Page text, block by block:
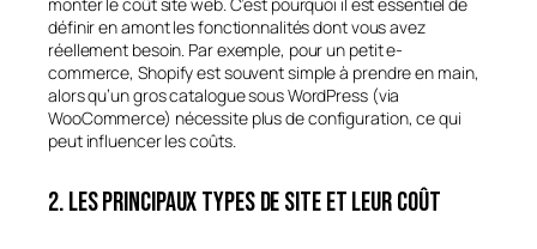
définir en amont les fonctionnalités dont vous avez
réellement besoin. Par exemple, pour un petit e-
commerce, Shopify est souvent simple à prendre en main,
alors qu’un gros catalogue sous WordPress (via
WooCommerce) nécessite plus de configuration, ce qui
peut influencer les coûts.
2. Les principaux types de site et leur coût